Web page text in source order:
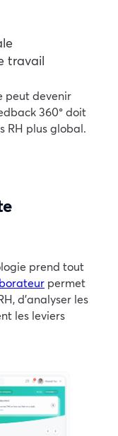
travail
peut devenir
360° doit
RH plus global.
prend tout
permet
d’analyser les
les leviers